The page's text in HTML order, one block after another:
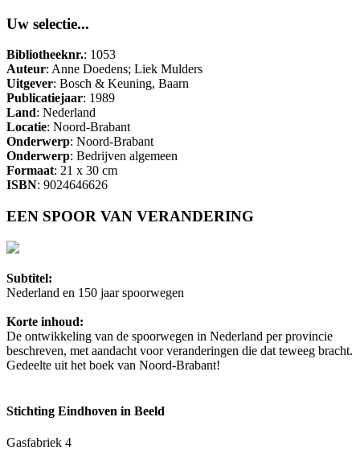
Uw selectie...
Bibliotheeknr.: 1053
Auteur: Anne Doedens; Liek Mulders
Uitgever: Bosch & Keuning, Baarn
Publicatiejaar: 1989
Land: Nederland
Locatie: Noord-Brabant
Onderwerp: Noord-Brabant
Onderwerp: Bedrijven algemeen
Formaat: 21 x 30 cm
ISBN: 9024646626
EEN SPOOR VAN VERANDERING
Subtitel:
Nederland en 150 jaar spoorwegen
Korte inhoud:
De ontwikkeling van de spoorwegen in Nederland per provincie
beschreven, met aandacht voor veranderingen die dat teweeg bracht.
Gedeelte uit het boek van Noord-Brabant!
Stichting Eindhoven in Beeld
Gasfabriek 4